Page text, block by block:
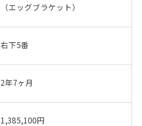
（エッグブラケット）
右下5番
2年7ヶ月
1,385,100円